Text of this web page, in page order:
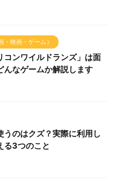
・映画・ゲーム）
コンワイルドランズ」は面
んなゲームか解説します
うのはクズ？実際に利用し
る3つのこと